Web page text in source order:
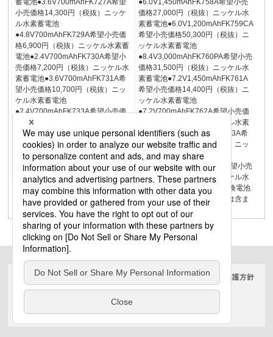
蓄電池●3.6V700mAhFK727A希望
小売価格14,300円（税抜）ニッケ
ル水素蓄電池
●4.8V700mAhFK729A希望小売価
格6,900円（税抜）ニッケル水素蓄
電池●2.4V700mAhFK730A希望小
売価格7,200円（税抜）ニッケル水
素蓄電池●3.6V700mAhFK731A希
望小売価格10,700円（税抜）ニッ
ケル水素蓄電池
●2.4V700mAhFK733A希望小売価
格8,100円（税抜）ニッケル水素蓄
電池●3.6V600mAhFK734A希望小
売価格10,700円（税抜）ニッケル
水素蓄電池●4.8V600mAh交換電池
17在庫区分：A…工場在庫品 B…
受注品
●6.0V1,450mAhFK758A希望小売
価格27,000円（税抜）ニッケル水
素蓄電池●6.0V1,200mAhFK759CA
希望小売価格50,300円（税抜）ニ
ッケル水素蓄電池
●8.4V3,000mAhFK760PA希望小売
価格31,500円（税抜）ニッケル水
素蓄電池●7.2V1,450mAhFK761A
希望小売価格14,400円（税抜）ニ
ッケル水素蓄電池
●7.2V700mAhFK762A希望小売価
格22,400円（税抜）ニッケル水素
蓄電池●4.8V1,200mAhFK763A希
望小売価格27,000円（税抜）ニッ
ケル水素蓄電池
●6.0V1,200mAhFK764PA希望小売
価格22,400円（税抜）ニッケル水
素蓄電池●4.8V1,450mAh交換電池
18希望小売価格には消費税は含ま
れておりません。
サイトのご利用にあたって クッキーポリシー 個人情報保護方針
電気・建築設備（ビジネス）
© Panasonic Electric Works Co., Ltd.